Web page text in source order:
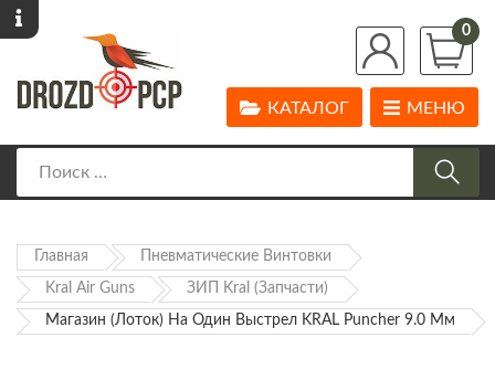
0
МЕНЮ
КАТАЛОГ
Главная Пневматические Винтовки
Kral Air Guns ЗИП Kral (запчасти)
Магазин (лоток) На Один Выстрел KRAL Puncher 9.0 Мм